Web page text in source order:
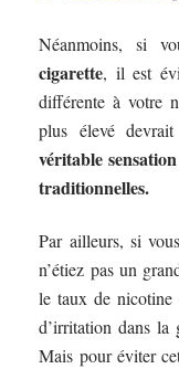
Néanmoins, si
cigarette, il est
différente à votre
plus élevé
véritable
traditionnelles.
Par ailleurs, si
n’étiez pas un
le taux de nicotine
d’irritation dans
Mais pour éviter